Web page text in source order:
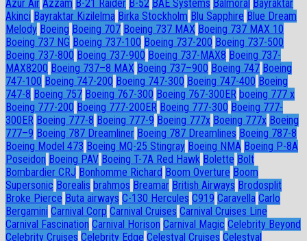
Azur Air Azzam B-21 Raider B-52 BAE Systems Balmoral Bayraktar
Akinci Bayraktar Kizilelma Birka Stockholm Blu Sapphire Blue Dream
Melody Boeing Boeing 707 Boeing 737 MAX Boeing 737 MAX 10
Boeing 737 NG Boeing 737-100 Boeing 737-200 Boeing 737-500
Boeing 737-800 Boeing 737-900 Boeing 737-MAX8 Boeing 737-
MAX8200 Boeing 737–8 MAX Boeing 737–900 Boeing 747 Boeing
747-100 Boeing 747-200 Boeing 747-300 Boeing 747-400 Boeing
747-8 Boeing 757 Boeing 767-300 Boeing 767-300ER boeing 777 x
Boeing 777-200 Boeing 777-200ER Boeing 777-300 Boeing 777-
300ER Boeing 777-8 Boeing 777-9 Boeing 777x Boeing 777х Boeing
777–9 Boeing 787 Dreamliner Boeing 787 Dreamlines Boeing 787-8
Boeing Model 473 Boeing MQ-25 Stingray Boeing NMA Boeing P-8A
Poseidon Boeing PAV Boeing T-7A Red Hawk Bolette Bolt
Bombardier CRJ Bonhomme Richard Boom Overture Boom
Supersonic Borealis brahmos Breamar British Airways Brodosplit
Broke Pierce Buta airways C-130 Hercules C919 Caravella Carlo
Bergamini Carnival Corp Carnival Cruises Carnival Cruises Line
Carnival Fascination Carnival Horison Carnival Magic Celebrity Beyond
Celebrity Cruises Celebrity Edge Celestyal Cruises Celestyal